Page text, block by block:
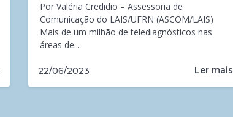
Por Valéria Credidio – Assessoria de
Comunicação do LAIS/UFRN (ASCOM/LAIS)
Mais de um milhão de telediagnósticos nas
áreas de...
22/06/2023 Ler mais